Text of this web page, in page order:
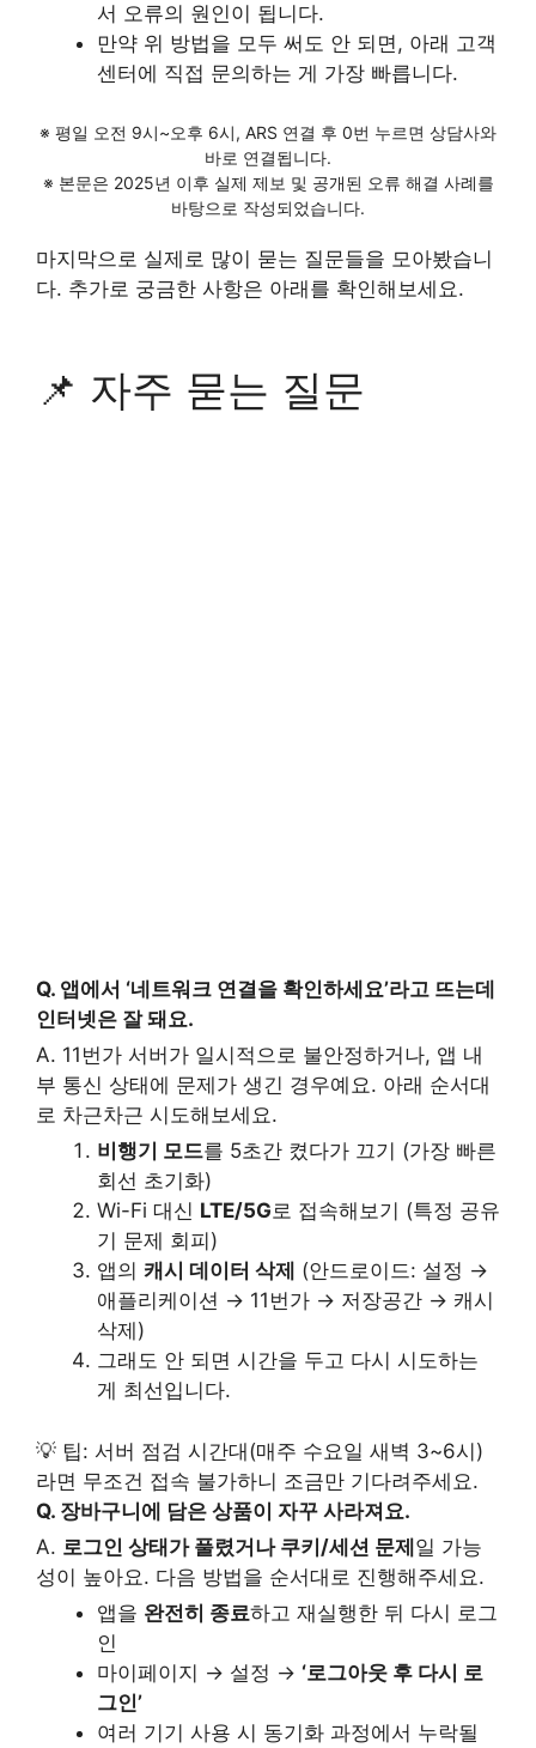
서 오류의 원인이 됩니다.
만약 위 방법을 모두 써도 안 되면, 아래 고객
센터에 직접 문의하는 게 가장 빠릅니다.
※ 평일 오전 9시~오후 6시, ARS 연결 후 0번 누르면 상담사와
바로 연결됩니다.
※ 본문은 2025년 이후 실제 제보 및 공개된 오류 해결 사례를
바탕으로 작성되었습니다.
마지막으로 실제로 많이 묻는 질문들을 모아봤습니
다. 추가로 궁금한 사항은 아래를 확인해보세요.
📌 자주 묻는 질문
Q. 앱에서 ‘네트워크 연결을 확인하세요’라고 뜨는데
인터넷은 잘 돼요.
A. 11번가 서버가 일시적으로 불안정하거나, 앱 내
부 통신 상태에 문제가 생긴 경우예요. 아래 순서대
로 차근차근 시도해보세요.
비행기 모드를 5초간 켰다가 끄기 (가장 빠른
회선 초기화)
Wi-Fi 대신 LTE/5G로 접속해보기 (특정 공유
기 문제 회피)
앱의 캐시 데이터 삭제 (안드로이드: 설정 →
애플리케이션 → 11번가 → 저장공간 → 캐시
삭제)
그래도 안 되면 시간을 두고 다시 시도하는
게 최선입니다.
💡 팁: 서버 점검 시간대(매주 수요일 새벽 3~6시)
라면 무조건 접속 불가하니 조금만 기다려주세요.
Q. 장바구니에 담은 상품이 자꾸 사라져요.
A. 로그인 상태가 풀렸거나 쿠키/세션 문제일 가능
성이 높아요. 다음 방법을 순서대로 진행해주세요.
앱을 완전히 종료하고 재실행한 뒤 다시 로그
인
마이페이지 → 설정 → ‘로그아웃 후 다시 로
그인’
여러 기기 사용 시 동기화 과정에서 누락될